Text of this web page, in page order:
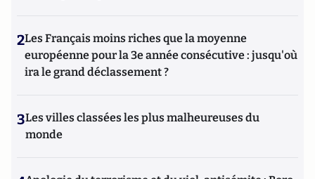
2Les Français moins riches que la moyenne
européenne pour la 3e année consécutive : jusqu'où
ira le grand déclassement ?
3Les villes classées les plus malheureuses du
monde